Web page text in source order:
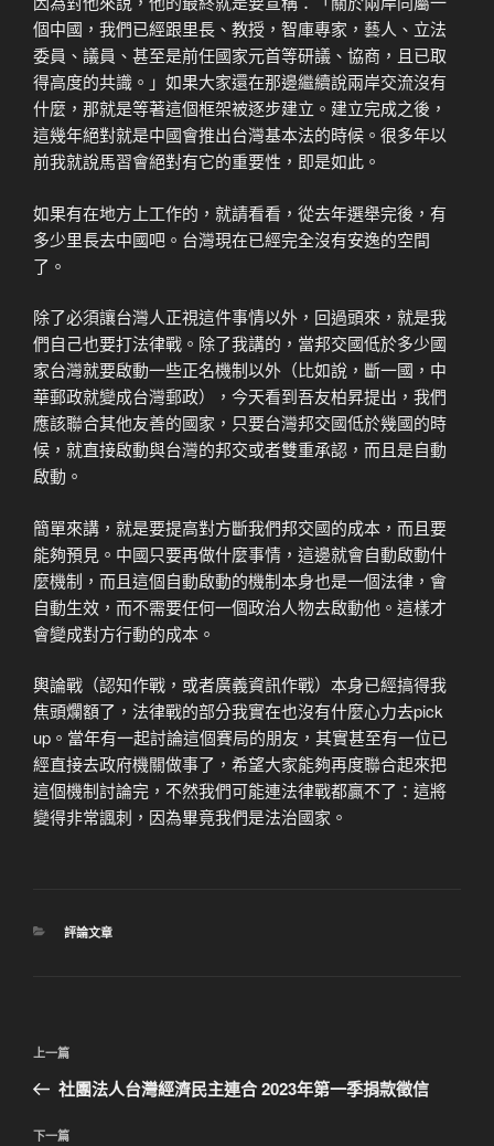
個中國，我們已經跟里長、教授，智庫專家，藝人、立法
委員、議員、甚至是前任國家元首等研議、協商，且已取
得高度的共識。」如果大家還在那邊繼續說兩岸交流沒有
什麼，那就是等著這個框架被逐步建立。建立完成之後，
這幾年絕對就是中國會推出台灣基本法的時候。很多年以
前我就說馬習會絕對有它的重要性，即是如此。
如果有在地方上工作的，就請看看，從去年選舉完後，有
多少里長去中國吧。台灣現在已經完全沒有安逸的空間
了。
除了必須讓台灣人正視這件事情以外，回過頭來，就是我
們自己也要打法律戰。除了我講的，當邦交國低於多少國
家台灣就要啟動一些正名機制以外（比如說，斷一國，中
華郵政就變成台灣郵政），今天看到吾友柏昇提出，我們
應該聯合其他友善的國家，只要台灣邦交國低於幾國的時
候，就直接啟動與台灣的邦交或者雙重承認，而且是自動
啟動。
簡單來講，就是要提高對方斷我們邦交國的成本，而且要
能夠預見。中國只要再做什麼事情，這邊就會自動啟動什
麼機制，而且這個自動啟動的機制本身也是一個法律，會
自動生效，而不需要任何一個政治人物去啟動他。這樣才
會變成對方行動的成本。
輿論戰（認知作戰，或者廣義資訊作戰）本身已經搞得我
焦頭爛額了，法律戰的部分我實在也沒有什麼心力去pick
up。當年有一起討論這個賽局的朋友，其實甚至有一位已
經直接去政府機關做事了，希望大家能夠再度聯合起來把
這個機制討論完，不然我們可能連法律戰都贏不了：這將
變得非常諷刺，因為畢竟我們是法治國家。
分
評論文章
文
導
覽
上
一
文
上一篇
社團法人台灣經濟民主連合 2023年第一季捐款徵信
下
下一篇